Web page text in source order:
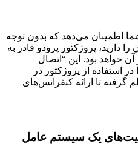
اطمینان می‌دهد که بدون توجه
دارید، پروژکتور پرودو قادر به
خواهد بود. این “اتصال
استفاده از پروژکتور در
گرفته تا ارائه کنفرانس‌های
و قابلیت‌های یک سیستم عامل